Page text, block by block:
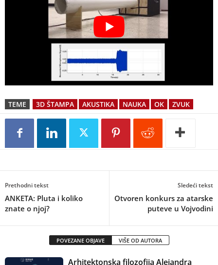
TEME 3D ŠTAMPA AKUSTIKA NAUKA OK ZVUK
Prethodni tekst
ANKETA: Pluta i koliko
znate o njoj?
Sledeći tekst
Otvoren konkurs za atarske
puteve u Vojvodini
POVEZANE OBJAVE VIŠE OD AUTORA
Arhitektonska filozofija Alejandra